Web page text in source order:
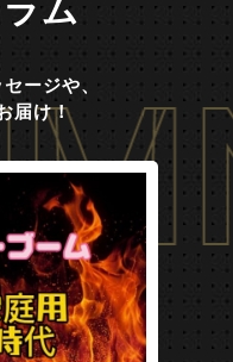
ム
ージや、
届け！